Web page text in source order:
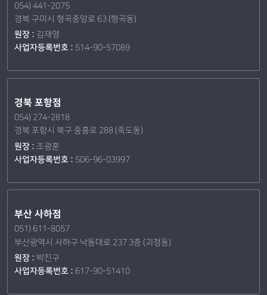
054) 441-2075
경북 구미시 형곡중앙로 63 (형곡동)
원장 : 김재영
사업자등록번호 : 514-90-57089
경북 포항점
054) 274-2818
경북 포항시 북구 중흥로 288 (죽도동)
원장 :조광훈
사업자등록번호 : 506-96-03997
부산 사하점
051) 611-8057
부산광역시 사하구 낙동대로 237 3층 (괴정동)
원장 : 박진구
사업자등록번호 : 617-90-51410